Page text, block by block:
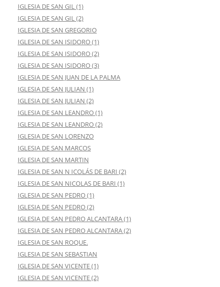
IGLESIA DE SAN GIL (1)
IGLESIA DE SAN GIL (2)
IGLESIA DE SAN GREGORIO
IGLESIA DE SAN ISIDORO (1)
IGLESIA DE SAN ISIDORO (2)
IGLESIA DE SAN ISIDORO (3)
IGLESIA DE SAN JUAN DE LA PALMA
IGLESIA DE SAN JULIAN (1)
IGLESIA DE SAN JULIAN (2)
IGLESIA DE SAN LEANDRO (1)
IGLESIA DE SAN LEANDRO (2)
IGLESIA DE SAN LORENZO
IGLESIA DE SAN MARCOS
IGLESIA DE SAN MARTIN
IGLESIA DE SAN N ICOLÁS DE BARI (2)
IGLESIA DE SAN NICOLAS DE BARI (1)
IGLESIA DE SAN PEDRO (1)
IGLESIA DE SAN PEDRO (2)
IGLESIA DE SAN PEDRO ALCANTARA (1)
IGLESIA DE SAN PEDRO ALCANTARA (2)
IGLESIA DE SAN ROQUE.
IGLESIA DE SAN SEBASTIAN
IGLESIA DE SAN VICENTE (1)
IGLESIA DE SAN VICENTE (2)